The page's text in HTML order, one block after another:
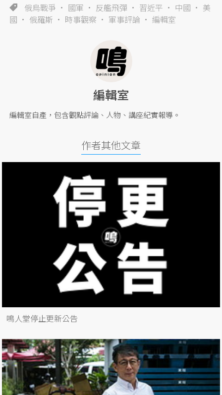
俄烏戰爭 國軍 反艦飛彈 習近平 中國
美
國
俄羅斯 時事觀察 軍事評論 編輯室
編輯室
編輯室自產，包含觀點評論、人物、講座紀實報導。
作者其他文章
鳴人堂停止更新公告